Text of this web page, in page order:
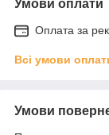
Умови оплати
Оплата за
Всі умови
Умови